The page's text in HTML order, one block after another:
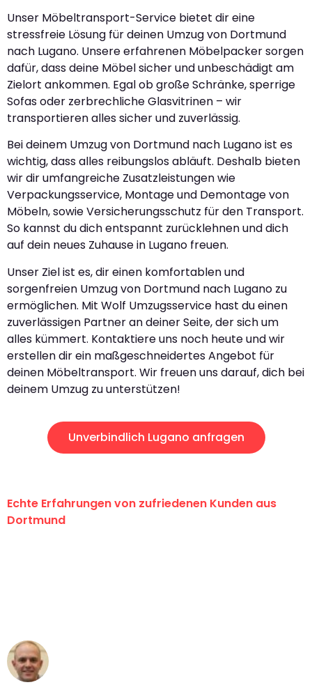
Unser Möbeltransport-Service bietet dir eine
stressfreie Lösung für deinen Umzug von Dortmund
nach Lugano. Unsere erfahrenen Möbelpacker sorgen
dafür, dass deine Möbel sicher und unbeschädigt am
Zielort ankommen. Egal ob große Schränke, sperrige
Sofas oder zerbrechliche Glasvitrinen – wir
transportieren alles sicher und zuverlässig.
Bei deinem Umzug von Dortmund nach Lugano ist es
wichtig, dass alles reibungslos abläuft. Deshalb bieten
wir dir umfangreiche Zusatzleistungen wie
Verpackungsservice, Montage und Demontage von
Möbeln, sowie Versicherungsschutz für den Transport.
So kannst du dich entspannt zurücklehnen und dich
auf dein neues Zuhause in Lugano freuen.
Unser Ziel ist es, dir einen komfortablen und
sorgenfreien Umzug von Dortmund nach Lugano zu
ermöglichen. Mit Wolf Umzugsservice hast du einen
zuverlässigen Partner an deiner Seite, der sich um
alles kümmert. Kontaktiere uns noch heute und wir
erstellen dir ein maßgeschneidertes Angebot für
deinen Möbeltransport. Wir freuen uns darauf, dich bei
deinem Umzug zu unterstützen!
Unverbindlich Lugano anfragen
Echte Erfahrungen von zufriedenen Kunden aus
Dortmund